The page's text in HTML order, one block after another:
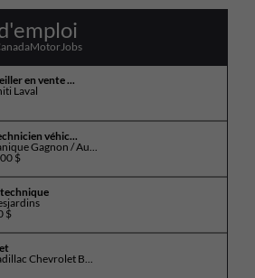
en vente ...
Laval
véhic...
Gagnon / Au...
$
$
Chevrolet B...